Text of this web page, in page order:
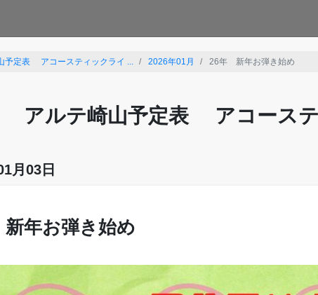
予定表 アコースティックライ ... 2026年01月 26年 新年お弾き始め
アルテ崎山予定表 アコース
月03日
年お弾き始め